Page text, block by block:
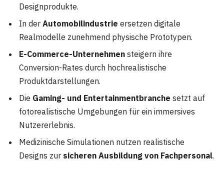
Designprodukte.
In der Automobilindustrie ersetzen digitale
Realmodelle zunehmend physische Prototypen.
E-Commerce-Unternehmen steigern ihre
Conversion-Rates durch hochrealistische
Produktdarstellungen.
Die Gaming- und Entertainmentbranche setzt auf
fotorealistische Umgebungen für ein immersives
Nutzererlebnis.
Medizinische Simulationen nutzen realistische
Designs zur sicheren Ausbildung von Fachpersonal.